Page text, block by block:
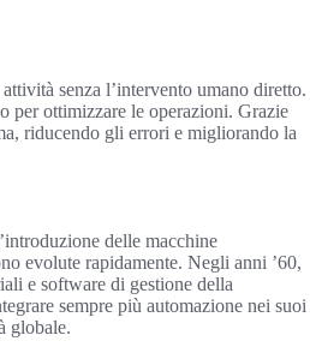
senza l’intervento umano diretto.
per ottimizzare le operazioni. Grazie
riducendo gli errori e migliorando la
delle macchine
evolute rapidamente. Negli anni ’60,
e software di gestione della
sempre più automazione nei suoi
globale.